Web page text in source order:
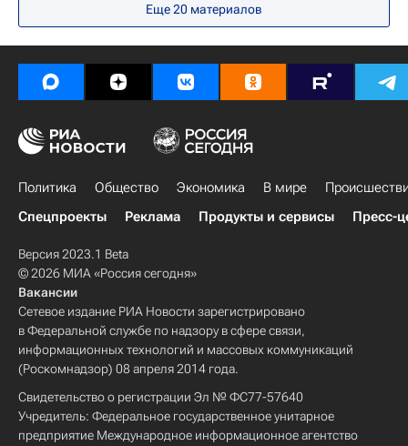
Еще 20 материалов
Политика Общество Экономика В мире
Спецпроекты
Реклама Продукты и сервисы Пресс-
Версия 2023.1 Beta
© 2026 МИА «Россия сегодня»
Вакансии
Сетевое издание РИА Новости зарегистрировано
в Федеральной службе по надзору в сфере связи,
информационных технологий и массовых коммуникаций
(Роскомнадзор) 08 апреля 2014 года.
Свидетельство о регистрации Эл № ФС77-57640
Учредитель: Федеральное государственное унитарное
предприятие Международное информационное агентство